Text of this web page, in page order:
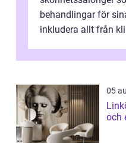
behandlingar för
inkludera allt från
05
och